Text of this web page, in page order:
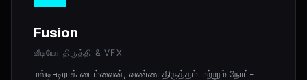
Fusion
வீடியோ திருத்தி & VFX
மல்டி-டிராக் டைம்லைன், வண்ண திருத்தம் மற்றும் நோட்-